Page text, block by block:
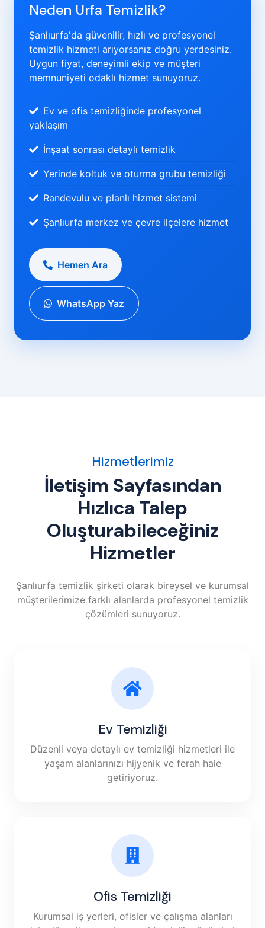
Neden Urfa Temizlik?
Şanlıurfa'da güvenilir, hızlı ve profesyonel
temizlik hizmeti arıyorsanız doğru yerdesiniz.
Uygun fiyat, deneyimli ekip ve müşteri
memnuniyeti odaklı hizmet sunuyoruz.
Ev ve ofis temizliğinde profesyonel
yaklaşım
İnşaat sonrası detaylı temizlik
Yerinde koltuk ve oturma grubu temizliği
Randevulu ve planlı hizmet sistemi
Şanlıurfa merkez ve çevre ilçelere hizmet
Hemen Ara
WhatsApp Yaz
Hizmetlerimiz
İletişim Sayfasından
Hızlıca Talep
Oluşturabileceğiniz
Hizmetler
Şanlıurfa temizlik şirketi olarak bireysel ve kurumsal
müşterilerimize farklı alanlarda profesyonel temizlik
çözümleri sunuyoruz.
Ev Temizliği
Düzenli veya detaylı ev temizliği hizmetleri ile
yaşam alanlarınızı hijyenik ve ferah hale
getiriyoruz.
Ofis Temizliği
Kurumsal iş yerleri, ofisler ve çalışma alanları